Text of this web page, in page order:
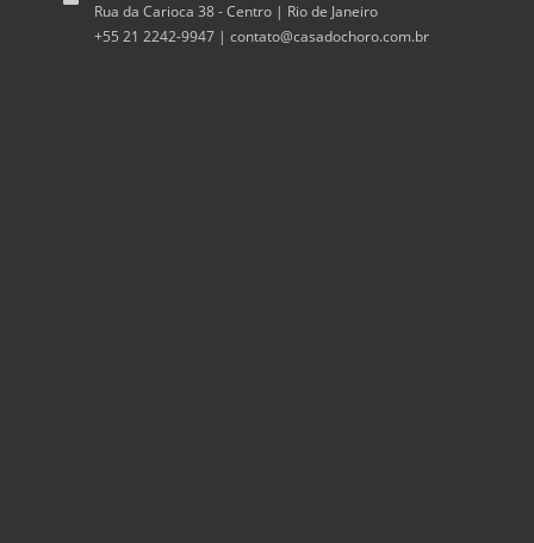
Rua da Carioca 38 - Centro | Rio de Janeiro
+55 21 2242-9947 | contato@casadochoro.com.br